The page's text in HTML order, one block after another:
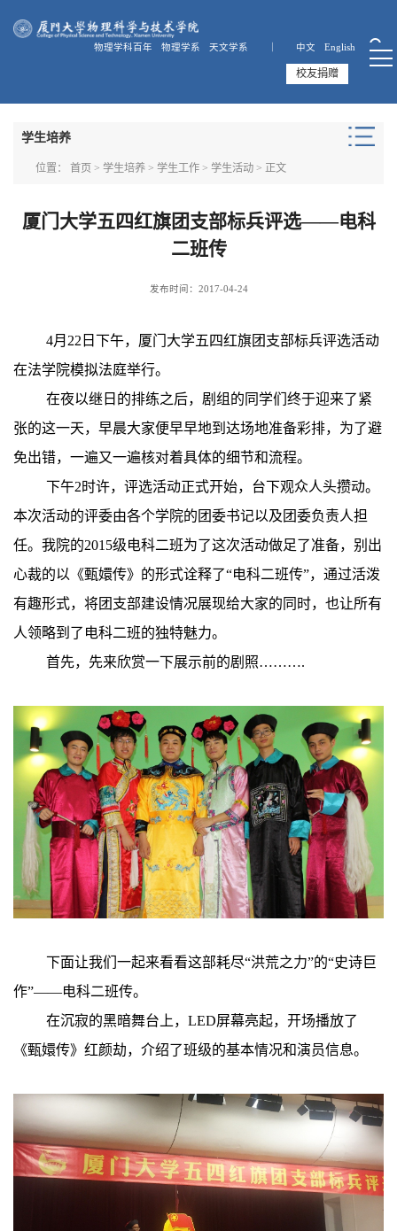
物理学科百年 物理学系 天文学系 ｜ 中文 English
校友捐赠
学生培养
位置： 首页 > 学生培养> 学生工作> 学生活动> 正文
厦门大学五四红旗团支部标兵评选——电科
二班传
发布时间：2017-04-24
4月 22 日下午，厦门大学五四红旗团支部标兵评选活动
在法学院模拟法庭举行。
在夜以继日的排练之后，剧组的同学们终于迎来了紧
张的这一天，早晨大家便早早地到达场地准备彩排，为了避
免出错，一遍又一遍核对着具体的细节和流程。
下午2时许，评选活动正式开始，台下观众人头攒动。
本次活动的评委由各个学院的团委书记以及团委负责人担
任。我院的2015级电科二班为了这次活动做足了准备，别出
心裁的以《甄嬛传》的形式诠释了“电科二班传”，通过活泼
有趣形式，将团支部建设情况展现给大家的同时，也让所有
人领略到了电科二班的独特魅力。
首先，先来欣赏一下展示前的剧照……….
下面让我们一起来看看这部耗尽“洪荒之力”的“史诗巨
作”——电科二班传。
在沉寂的黑暗舞台上，LED屏幕亮起，开场播放了
《甄嬛传》红颜劫，介绍了班级的基本情况和演员信息。